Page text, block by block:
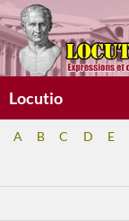
Aller
au
contenu
Locutio
A B C D E